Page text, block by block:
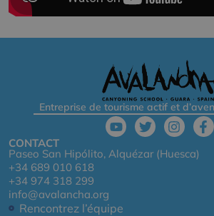
Entreprise de tourisme actif et
CONTACT
Paseo San Hipólito, Alquézar (Huesca)
+34 689 010 618
+34 974 318 299
info@avalancha.org
Rencontrez l’équipe